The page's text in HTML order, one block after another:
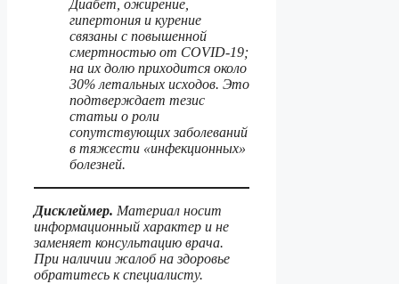
Диабет, ожирение,
гипертония и курение
связаны с повышенной
смертностью от COVID-19;
на их долю приходится около
30% летальных исходов. Это
подтверждает тезис
статьи о роли
сопутствующих заболеваний
в тяжести «инфекционных»
болезней.
Дисклеймер. Материал носит
информационный характер и не
заменяет консультацию врача.
При наличии жалоб на здоровье
обратитесь к специалисту.